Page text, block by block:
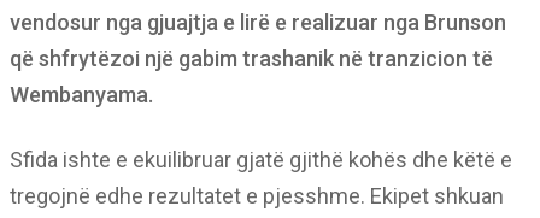
vendosur nga gjuajtja e lirë e realizuar nga Brunson
që shfrytëzoi një gabim trashanik në tranzicion të
Wembanyama.
Sfida ishte e ekuilibruar gjatë gjithë kohës dhe këtë e
tregojnë edhe rezultatet e pjesshme. Ekipet shkuan